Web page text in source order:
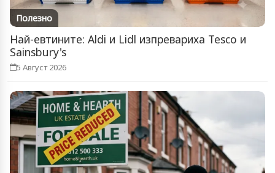
Полезно
Най-евтините: Aldi и Lidl изпревариха Tesco и
Sainsbury's
5 Август 2026